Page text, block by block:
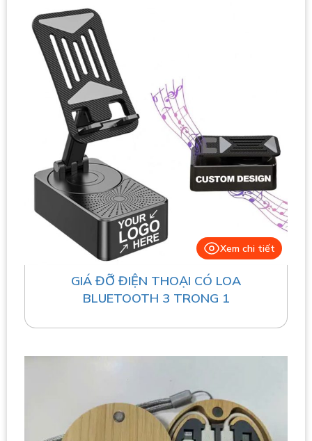
Xem chi tiết
GIÁ ĐỠ ĐIỆN THOẠI CÓ LOA
BLUETOOTH 3 TRONG 1